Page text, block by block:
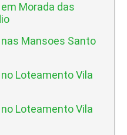
Morada das
Mansoes Santo
Loteamento Vila
Loteamento Vila